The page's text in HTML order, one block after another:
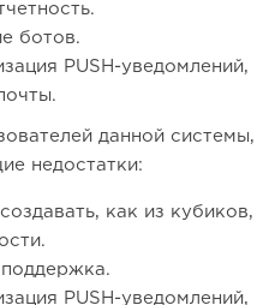
ботов.
PUSH-уведомлений,
данной системы,
недостатки:
как из кубиков,
PUSH-уведомлений,